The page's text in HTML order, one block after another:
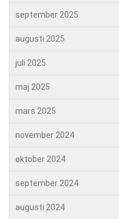
september 2025
augusti 2025
juli 2025
maj 2025
mars 2025
november 2024
oktober 2024
september 2024
augusti 2024